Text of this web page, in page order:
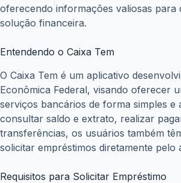
oferecendo informações valiosas para
solução financeira.
Entendendo o Caixa Tem
O Caixa Tem é um aplicativo
Econômica Federal, visando oferecer
serviços bancários de forma simples e
consultar saldo e extrato, realizar
transferências, os usuários também
solicitar empréstimos diretamente pelo
Requisitos para Solicitar Empréstimo